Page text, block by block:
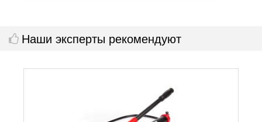
Наши эксперты рекомендуют